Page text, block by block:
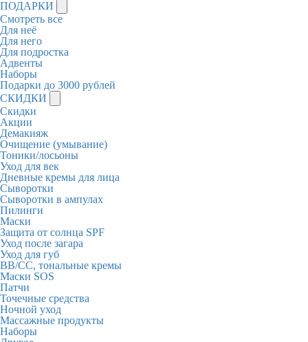
ПОДАРКИ
Смотреть все
Для неё
Для него
Для подростка
Адвенты
Наборы
Подарки до 3000 рублей
СКИДКИ
Скидки
Акции
Демакияж
Очищение (умывание)
Тоники/лосьоны
Уход для век
Дневные кремы для лица
Сыворотки
Сыворотки в ампулах
Пилинги
Маски
Защита от солнца SPF
Уход после загара
Уход для губ
BB/CC, тональные кремы
Маски SOS
Патчи
Точечные средства
Ночной уход
Массажные продукты
Наборы